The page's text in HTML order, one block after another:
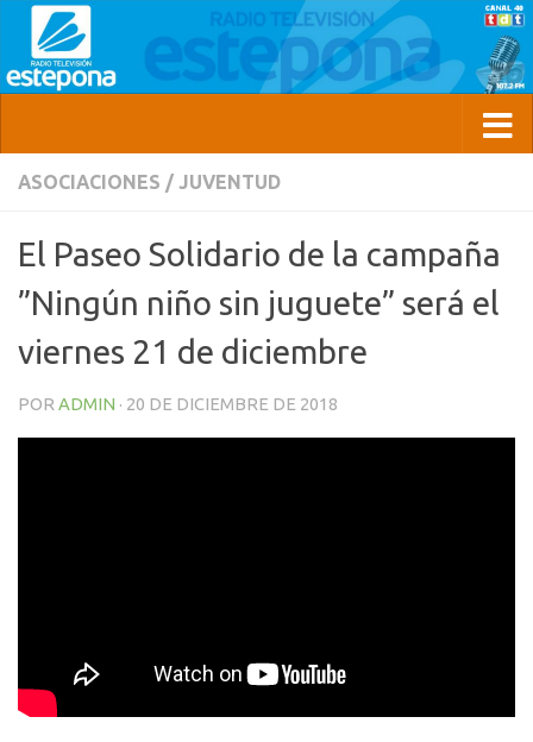
ASOCIACIONES / JUVENTUD
El Paseo Solidario de la campaña
”Ningún niño sin juguete” será el
viernes 21 de diciembre
POR ADMIN · 20 DE DICIEMBRE DE 2018